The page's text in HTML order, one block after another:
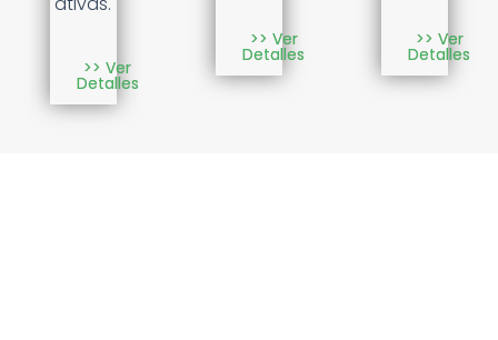
>> Ver
Detalles
>> Ver
Detalles
>> Ver
Detalles